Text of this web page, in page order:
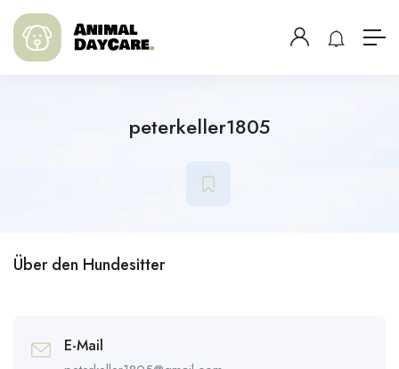
peterkeller1805
Über den Hundesitter
E-Mail